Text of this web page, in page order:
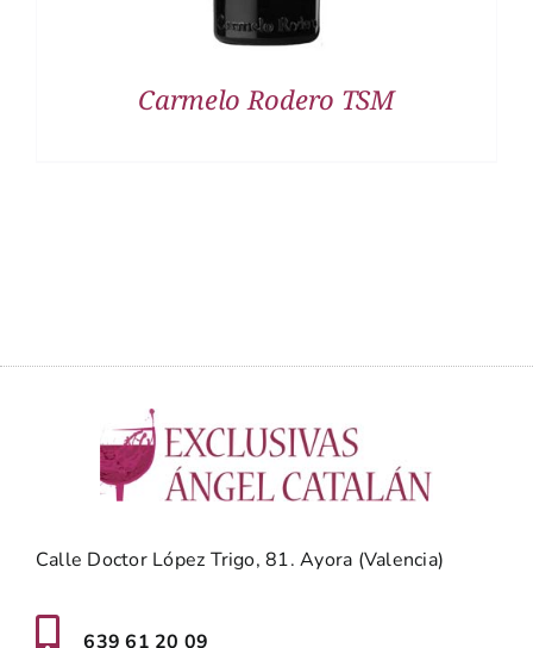
Carmelo Rodero TSM
Calle Doctor López Trigo, 81. Ayora (Valencia)
639 61 20 09